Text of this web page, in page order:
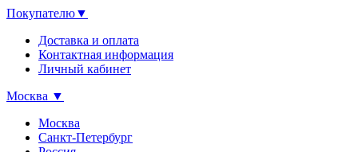
Покупателю▼
Доставка и оплата
Контактная информация
Личный кабинет
Москва ▼
Москва
Санкт-Петербург